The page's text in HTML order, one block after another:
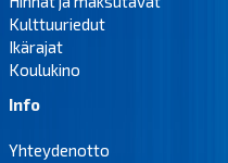
Kulttuuriedut
Ikärajat
Koulukino
Info
Yhteydenotto